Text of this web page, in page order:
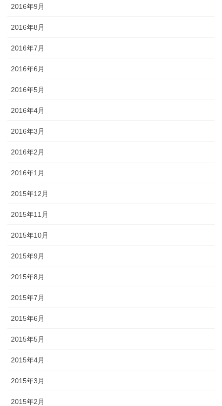
2016年9月
2016年8月
2016年7月
2016年6月
2016年5月
2016年4月
2016年3月
2016年2月
2016年1月
2015年12月
2015年11月
2015年10月
2015年9月
2015年8月
2015年7月
2015年6月
2015年5月
2015年4月
2015年3月
2015年2月